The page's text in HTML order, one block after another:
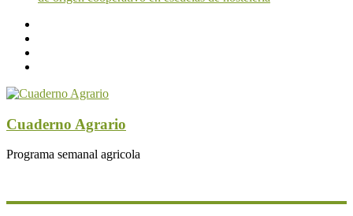
Cuaderno Agrario
Programa semanal agricola